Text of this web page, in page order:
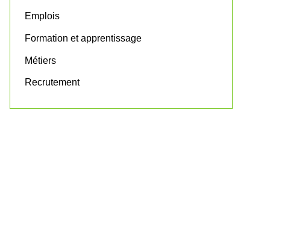
Emplois
Formation et apprentissage
Métiers
Recrutement